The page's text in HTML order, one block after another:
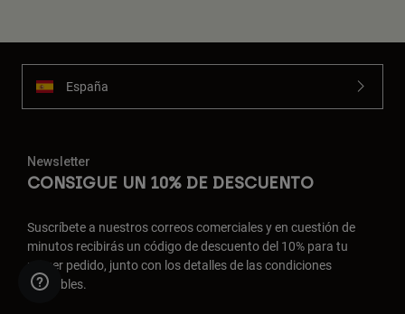
España
Newsletter
CONSIGUE UN 10% DE DESCUENTO
Suscríbete a nuestros correos comerciales y en cuestión de
minutos recibirás un código de descuento del 10% para tu
primer pedido, junto con los detalles de las condiciones
aplicables.